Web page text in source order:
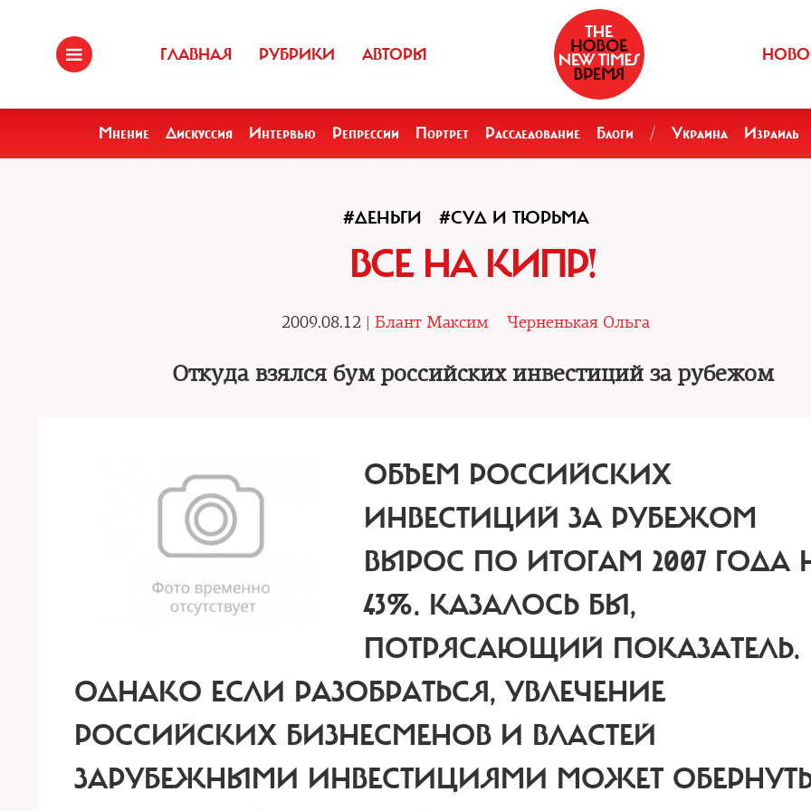
ГЛАВНАЯ РУБРИКИ АВТОРЫ
Мнение Дискуссия Интервью Репрессии Портрет Расследование Блоги / Украина Израиль
#ДЕНЬГИ #СУД И ТЮРЬМА
ВСЕ НА КИПР!
2009.08.12 | Блант Максим Черненькая Ольга
Откуда взялся бум российских инвестиций за рубежом
ОБЪЕМ РОССИЙСКИХ
ИНВЕСТИЦИЙ ЗА РУБЕЖОМ
ВЫРОС ПО ИТОГАМ 2007 ГОДА
43%. КАЗАЛОСЬ БЫ,
ПОТРЯСАЮЩИЙ ПОКАЗАТЕЛЬ.
ОДНАКО ЕСЛИ РАЗОБРАТЬСЯ, УВЛЕЧЕНИЕ
РОССИЙСКИХ БИЗНЕСМЕНОВ И ВЛАСТЕЙ
ЗАРУБЕЖНЫМИ ИНВЕСТИЦИЯМИ МОЖЕТ